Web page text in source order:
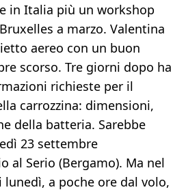
in Italia più un workshop
a marzo. Valentina
aereo con un buon
scorso. Tre giorni dopo ha
richieste per il
carrozzina: dimensioni,
della batteria. Sarebbe
23 settembre
al Serio (Bergamo). Ma nel
a poche ore dal volo,